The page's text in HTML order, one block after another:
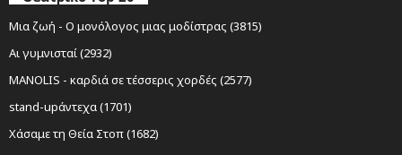
Μια ζωή - Ο μονόλογος μιας μοδίστρας (3815)
Αι γυμνισταί (2932)
MANOLIS - καρδιά σε τέσσερις χορδές (2577)
stand-upάντεχα (1701)
Χάσαμε τη Θεία Στοπ (1682)